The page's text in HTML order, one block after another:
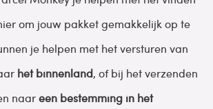
om jouw pakket gemakkelijk op te
je helpen met het versturen van
het binnenland, of bij het verzenden
naareen bestemming in het